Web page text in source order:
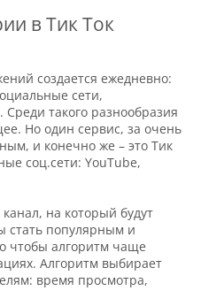
в Тик Ток
создается ежедневно:
сети,
такого разнообразия
Но один сервис, за очень
и конечно же – это Тик
соц.сети: YouTube,
на который будут
стать популярным и
чтобы алгоритм чаще
Алгоритм выбирает
время просмотра,